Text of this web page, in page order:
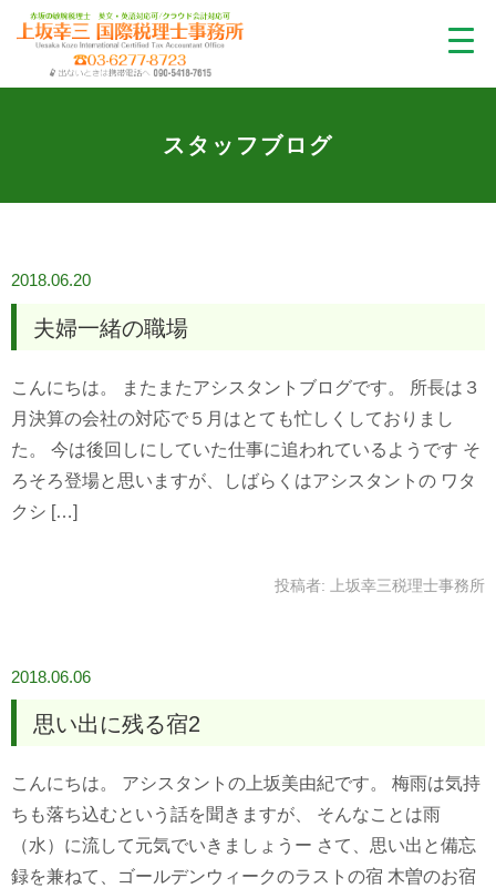
スタッフブログ
2018.06.20
夫婦一緒の職場
こんにちは。 またまたアシスタントブログです。 所長は３
月決算の会社の対応で５月はとても忙しくしておりまし
た。 今は後回しにしていた仕事に追われているようです そ
ろそろ登場と思いますが、しばらくはアシスタントの ワタ
クシ […]
投稿者: 上坂幸三税理士事務所
2018.06.06
思い出に残る宿2
こんにちは。 アシスタントの上坂美由紀です。 梅雨は気持
ちも落ち込むという話を聞きますが、 そんなことは雨
（水）に流して元気でいきましょうー さて、思い出と備忘
録を兼ねて、ゴールデンウィークのラストの宿 木曽のお宿